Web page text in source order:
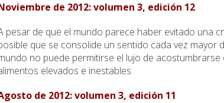
de 2012: volumen 3, edición 12
pesar de que el mundo parece haber evitado una
que se consolide un sentido cada vez mayor
no puede permitirse el lujo de
elevados e inestables.
de 2012: volumen 3, edición 11